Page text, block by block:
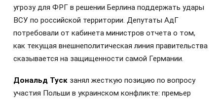
угрозу для ФРГ в решении Берлина поддержать удары
ВСУ по российской территории. Депутаты АдГ
потребовали от кабинета министров отчета о том,
как текущая внешнеполитическая линия правительства
сказывается на защищенности самой Германии.
Дональд Туск занял жесткую позицию по вопросу
участия Польши в украинском конфликте: премьер